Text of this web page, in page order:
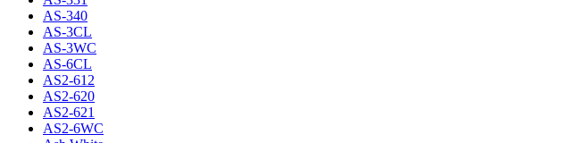
AS-340
AS-3CL
AS-3WC
AS-6CL
AS2-612
AS2-620
AS2-621
AS2-6WC